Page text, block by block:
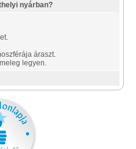
nyárban?
áraszt.
legyen.